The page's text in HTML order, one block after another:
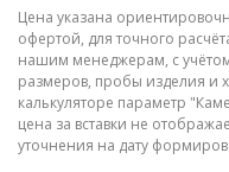
Цена указана
офертой, для точного
нашим менеджерам, с
размеров, пробы изделия и
калькуляторе параметр
цена за вставки не
уточнения на дату